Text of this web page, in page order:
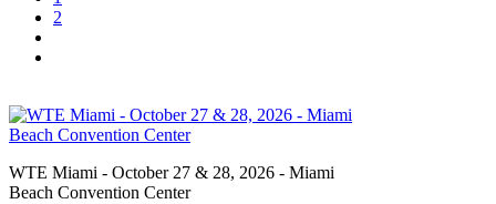
2
WTE Miami - October 27 & 28, 2026 - Miami
Beach Convention Center